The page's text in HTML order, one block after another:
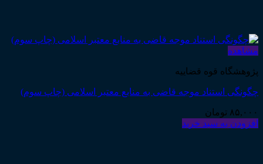
مشاهده
پژوهشگاه قوه قضاییه
چگونگی استناد موجه قاضی به منابع معتبر اسلامی (چاپ سوم)
۸۵,۰۰۰ تومان
افزودن به سبد خرید